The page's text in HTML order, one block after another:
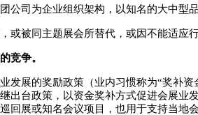
公司为企业组织架构，以知名的大中型
或被同主题展会所替代，或因不能适应
竞争。
发展的奖励政策（业内习惯称为“奖补
出台政策，以资金奖补方式促进会展
回展或知名会议项目，也用于支持当地